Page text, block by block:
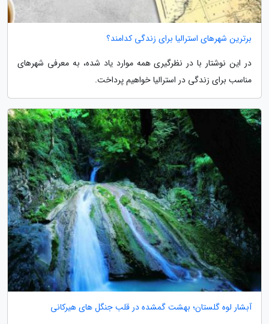
برترین شهرهای استرالیا برای زندگی کدامند؟
در این نوشتار با در نظرگیری همه موارد یاد شده، به معرفی شهرهای
مناسب برای زندگی در استرالیا خواهیم پرداخت.
آبشار لوه گلستان؛ بهشت گمشده در قلب جنگل های هیرکانی